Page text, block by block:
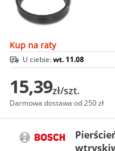
Kup na raty
U ciebie:wt. 11.08
15,39zł/szt.
Darmowa dostawa od 250 zł